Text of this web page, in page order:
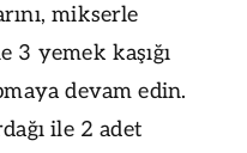
mikserle
3 yemek kaşığı
devam edin.
ile 2 adet